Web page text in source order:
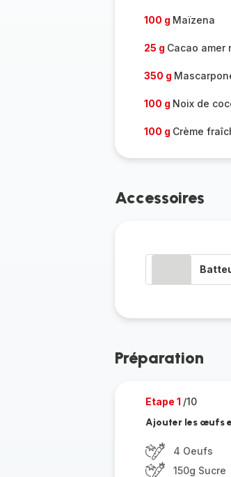
100 g Maïzena
25 g Cacao amer
350 g
100 g Noix de
100 g Crème
Accessoires
Préparation
Etape 1 /10
Ajouter les œufs
4 Oeufs
150g Sucre